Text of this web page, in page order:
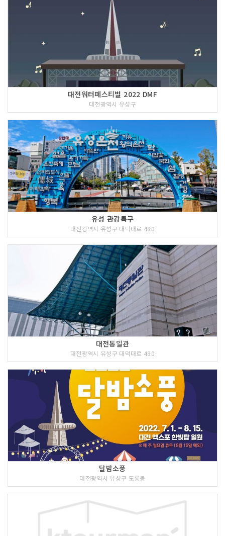
대전워터페스티벌 2022 DMF
대전광역시 유성구
유성 관광특구
대전광역시 유성구 대덕대로 480
대전통일관
대전광역시 유성구 대덕대로 480
달밤소풍
대전광역시 유성구 도룡동